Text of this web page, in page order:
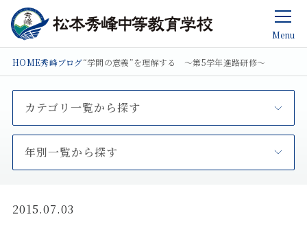
Menu
HOME秀峰ブログ“学問の意義”を理解する ～第5学年進路研修～
カテゴリ一覧から探す
年別一覧から探す
2015.07.03